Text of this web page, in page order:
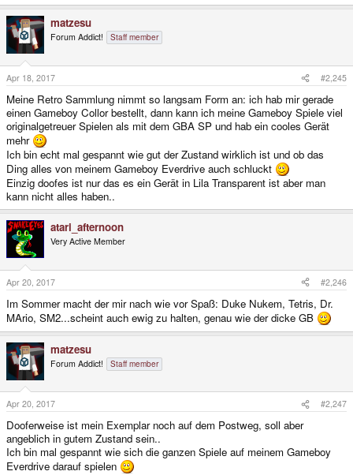
matzesu
Forum Addict! Staff member
Apr 18, 2017 #2,245
Meine Retro Sammlung nimmt so langsam Form an: ich hab mir gerade
einen Gameboy Collor bestellt, dann kann ich meine Gameboy Spiele viel
originalgetreuer Spielen als mit dem GBA SP und hab ein cooles Gerät
mehr
Ich bin echt mal gespannt wie gut der Zustand wirklich ist und ob das
Ding alles von meinem Gameboy Everdrive auch schluckt
Einzig doofes ist nur das es ein Gerät in Lila Transparent ist aber man
kann nicht alles haben..
atari_afternoon
Very Active Member
Apr 20, 2017 #2,246
Im Sommer macht der mir nach wie vor Spaß: Duke Nukem, Tetris, Dr.
MArio, SM2...scheint auch ewig zu halten, genau wie der dicke GB
matzesu
Forum Addict! Staff member
Apr 20, 2017 #2,247
Dooferweise ist mein Exemplar noch auf dem Postweg, soll aber
angeblich in gutem Zustand sein..
Ich bin mal gespannt wie sich die ganzen Spiele auf meinem Gameboy
Everdrive darauf spielen